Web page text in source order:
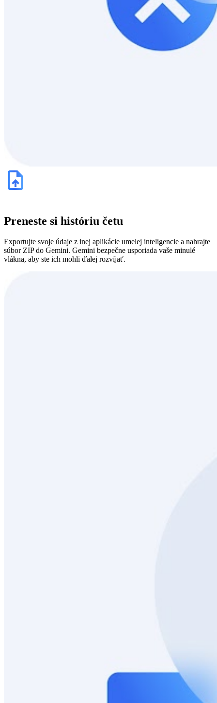
Preneste si históriu četu
Exportujte svoje údaje z inej aplikácie umelej inteligencie a nahrajte
súbor ZIP do Gemini. Gemini bezpečne usporiada vaše minulé
vlákna, aby ste ich mohli ďalej rozvíjať.